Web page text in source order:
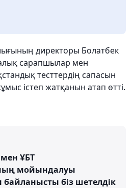
директоры Болатбек
сарапшылар мен
тесттердің сапасын
істеп жатқанын атап өтті.
мен ҰБТ
мойындалуы
біз шетелдік